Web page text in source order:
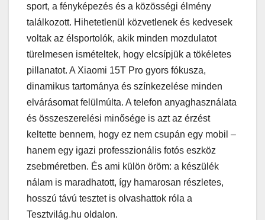
sport, a fényképezés és a közösségi élmény
találkozott. Hihetetlenül közvetlenek és kedvesek
voltak az élsportolók, akik minden mozdulatot
türelmesen ismételtek, hogy elcsípjük a tökéletes
pillanatot. A Xiaomi 15T Pro gyors fókusza,
dinamikus tartománya és színkezelése minden
elvárásomat felülmúlta. A telefon anyaghasználata
és összeszerelési minősége is azt az érzést
keltette bennem, hogy ez nem csupán egy mobil –
hanem egy igazi professzionális fotós eszköz
zsebméretben. És ami külön öröm: a készülék
nálam is maradhatott, így hamarosan részletes,
hosszú távú tesztet is olvashattok róla a
Tesztvilág.hu oldalon.